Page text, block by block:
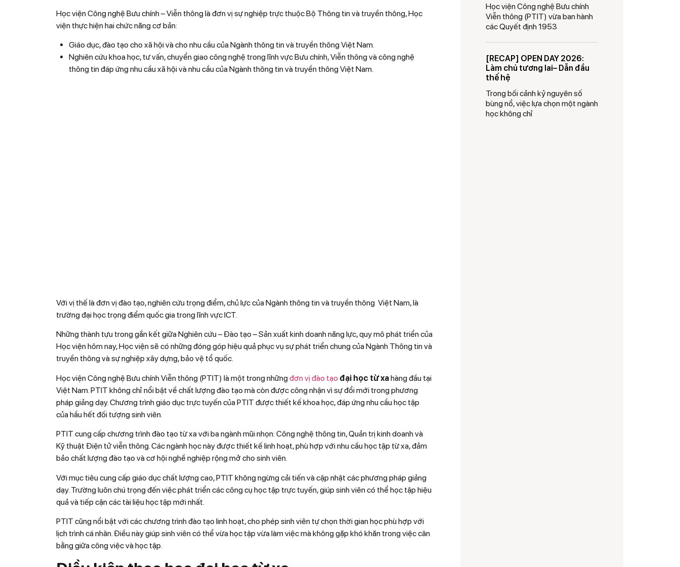
Học viện Công nghệ Bưu chính – Viễn thông là đơn vị sự nghiệp trực thuộc Bộ Thông tin và truyền thông, Học
viện thực hiện hai chức năng cơ bản:
Giáo dục, đào tạo cho xã hội và cho nhu cầu của Ngành thông tin và truyền thông Việt Nam.
Nghiên cứu khoa học, tư vấn, chuyển giao công nghệ trong lĩnh vực Bưu chính, Viễn thông và công nghệ
thông tin đáp ứng nhu cầu xã hội và nhu cầu của Ngành thông tin và truyền thông Việt Nam.
Với vị thế là đơn vị đào tạo, nghiên cứu trọng điểm, chủ lực của Ngành thông tin và truyền thông Việt Nam, là
trường đại học trọng điểm quốc gia trong lĩnh vực ICT.
Những thành tựu trong gắn kết giữa Nghiên cứu – Đào tạo – Sản xuất kinh doanh năng lực, quy mô phát triển của
Học viện hôm nay, Học viện sẽ có những đóng góp hiệu quả phục vụ sự phát triển chung của Ngành Thông tin và
truyền thông và sự nghiệp xây dựng, bảo vệ tổ quốc.
Học viện Công nghệ Bưu chính Viễn thông (PTIT) là một trong những đơn vị đào tạo đại học từ xahàng đầu tại
Việt Nam. PTIT không chỉ nổi bật về chất lượng đào tạo mà còn được công nhận vì sự đổi mới trong phương
pháp giảng dạy. Chương trình giáo dục trực tuyến của PTIT được thiết kế khoa học, đáp ứng nhu cầu học tập
của hầu hết đối tượng sinh viên.
PTIT cung cấp chương trình đào tạo từ xa với ba ngành mũi nhọn: Công nghệ thông tin, Quản trị kinh doanh và
Kỹ thuật Điện tử viễn thông. Các ngành học này được thiết kế linh hoạt, phù hợp với nhu cầu học tập từ xa, đảm
bảo chất lượng đào tạo và cơ hội nghề nghiệp rộng mở cho sinh viên.
Với mục tiêu cung cấp giáo dục chất lượng cao, PTIT không ngừng cải tiến và cập nhật các phương pháp giảng
dạy. Trường luôn chú trọng đến việc phát triển các công cụ học tập trực tuyến, giúp sinh viên có thể học tập hiệu
quả và tiếp cận các tài liệu học tập mới nhất.
PTIT cũng nổi bật với các chương trình đào tạo linh hoạt, cho phép sinh viên tự chọn thời gian học phù hợp với
lịch trình cá nhân. Điều này giúp sinh viên có thể vừa học tập vừa làm việc mà không gặp khó khăn trong việc cân
bằng giữa công việc và học tập.
Học viện Công nghệ Bưu chính
Viễn thông (PTIT) vừa ban hành
các Quyết định 1953
[RECAP] OPEN DAY 2026:
Làm chủ tương lai– Dẫn đầu
thế hệ
Trong bối cảnh kỷ nguyên số
bùng nổ, việc lựa chọn một ngành
học không chỉ